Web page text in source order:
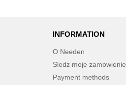
INFORMATION
O Needen
Sledz moje zamowienie
Payment methods